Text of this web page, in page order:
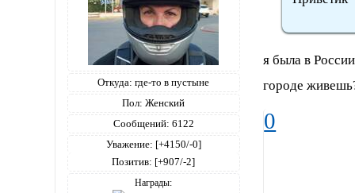
Откуда: где-то в пустыне
Пол: Женский
Сообщений: 6122
Уважение: [+4150/-0]
Позитив: [+907/-2]
Награды:
я была в
городе
0